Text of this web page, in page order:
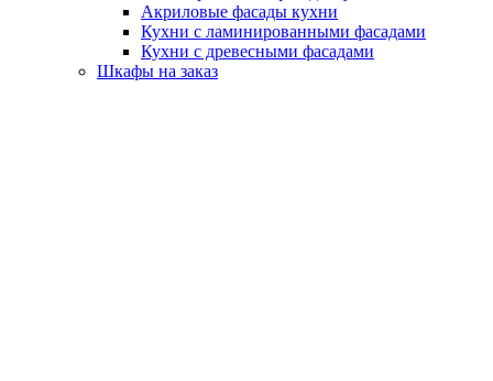
Акриловые фасады кухни
Кухни с ламинированными фасадами
Кухни с древесными фасадами
Шкафы на заказ